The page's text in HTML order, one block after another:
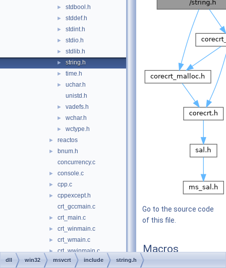
► stdbool.h
► stddef.h
► stdint.h
► stdio.h
► stdlib.h
► string.h
► time.h
►
uchar.h
unistd.h
► vadefs.h
► wchar.h
► wctype.h
► reactos
►
bnum.h
concurrency.c
► console.c
► cpp.c
►
cppexcept.h
crt_gccmain.c
► crt_main.c
► crt_winmain.c
► crt_wmain.c
► crt_wwinmain.c
► ctype.c
Go to the source code
of this file.
Macros
dll win32 msvcrt include string.h